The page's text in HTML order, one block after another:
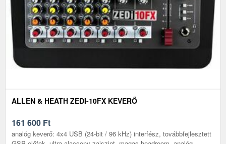
ALLEN & HEATH ZEDI-10FX KEVERŐ
161 600 Ft
analóg keverő: 4x4 USB (24-bit / 96 kHz) interfész, továbbfejlesztett